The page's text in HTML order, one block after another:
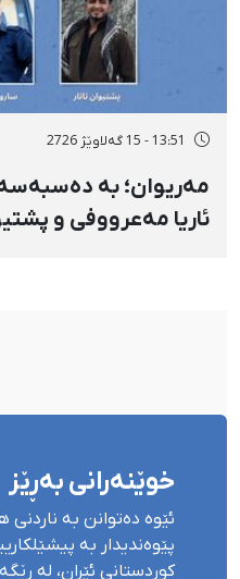
13:51 - 15 گەلاوێژ 2726
مەریوان؛ بە
ئاریا مەعرووفی و
خوێنەرانی بەڕێز
ئێوە دەتوانن بە ناردنی
پێوەندیدار بە
کوردستانی ئێران، لە